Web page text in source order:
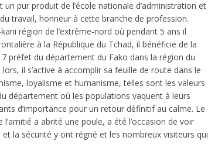
pur produit de l’école nationale d’administration et
travail, honneur à cette branche de profession.
région de l’extrême-nord où pendant 5 ans il
à la République du Tchad, il bénéficie de la
préfet du département du Fako dans la région du
il s’active à accomplir sa feuille de route dans le
loyalisme et humanisme, telles sont les valeurs
département où les populations vaquent à leurs
d’importance pour un retour définitif au calme. Le
a abrité une poule, a été l’occasion de voir
la sécurité y ont régné et les nombreux visiteurs qui